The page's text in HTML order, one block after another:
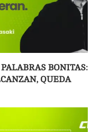
BONITAS:
QUEDA